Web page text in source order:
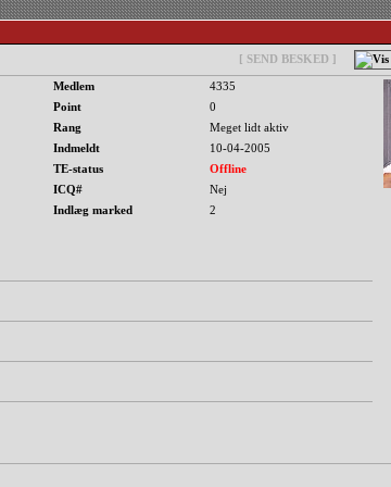
[ SEND BESKED ]
Medlem
4335
Point
0
Rang
Meget lidt aktiv
Indmeldt
10-04-2005
TE-status
Offline
ICQ#
Nej
Indlæg marked
2